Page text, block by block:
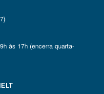
às 17h (encerra quarta-